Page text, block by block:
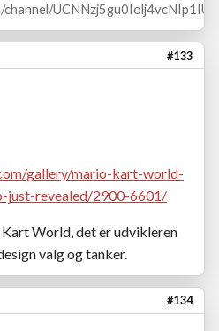
UCNNzj5gu0Iolj4vcNIp1IUA
#133
gallery/mario-kart-world-
just-revealed/2900-6601/
World, det er udvikleren
valg og tanker.
#134